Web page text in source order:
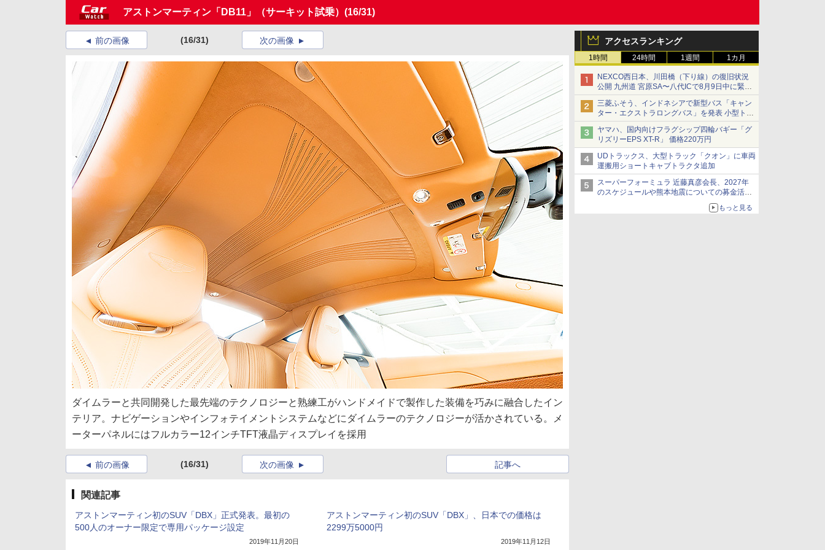
アストンマーティン「DB11」（サーキット試乗） (16/31)
アクセスランキング
1時間 24時間 1週間 1カ月
NEXCO西日本、川田橋（下り線）の復旧状況
公開 九州道 宮原SA〜八代ICで8月9日中に緊急
車両を通行可能に
三菱ふそう、インドネシアで新型バス「キャン
ター・エクストラロングバス」を発表 小型トラ
ックベースの観光・旅客輸送向けバス
ヤマハ、国内向けフラグシップ四輪バギー「グ
リズリーEPS XT-R」 価格220万円
UDトラックス、大型トラック「クオン」に車両
運搬用ショートキャブトラクタ追加
スーパーフォーミュラ 近藤真彦会長、2027年
のスケジュールや熊本地震についての募金活動
もっと見る
前の画像 (16/31) 次の画像
ダイムラーと共同開発した最先端のテクノロジーと熟練工がハンドメイドで製作した装備を巧みに融合したイン
テリア。ナビゲーションやインフォテイメントシステムなどにダイムラーのテクノロジーが活かされている。メ
ーターパネルにはフルカラー12インチTFT液晶ディスプレイを採用
前の画像 (16/31) 次の画像 記事へ
関連記事
アストンマーティン初のSUV「DBX」正式発表。最初の
500人のオーナー限定で専用パッケージ設定
2019年11月20日
アストンマーティン初のSUV「DBX」、日本での価格は
2299万5000円
2019年11月12日